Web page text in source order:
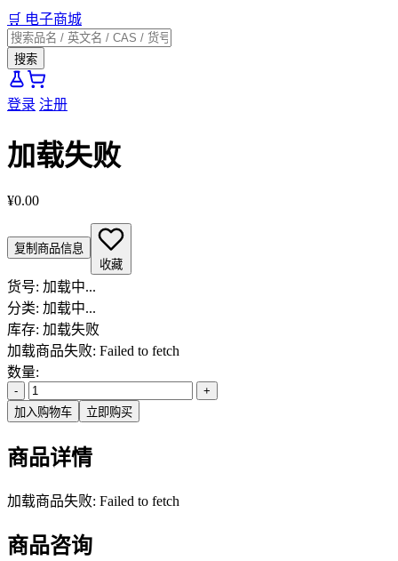
🛒 电子商城
搜索
登录 注册
加载失败
¥0.00
复制商品信息
收藏
货号: 加载中...
分类: 加载中...
库存: 加载失败
加载商品失败: Failed to fetch
数量:
-
+
加入购物车
立即购买
商品详情
加载商品失败: Failed to fetch
商品咨询